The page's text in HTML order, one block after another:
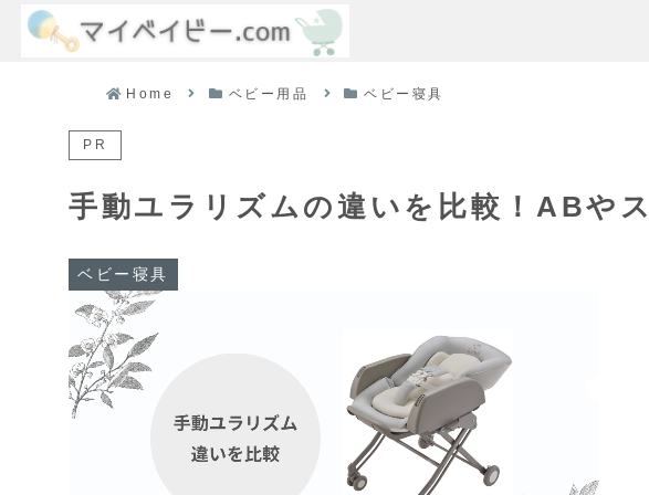
Home ベビー用品 ベビー寝具
PR
手動ユラリズムの違いを比較！ABや
ベビー寝具